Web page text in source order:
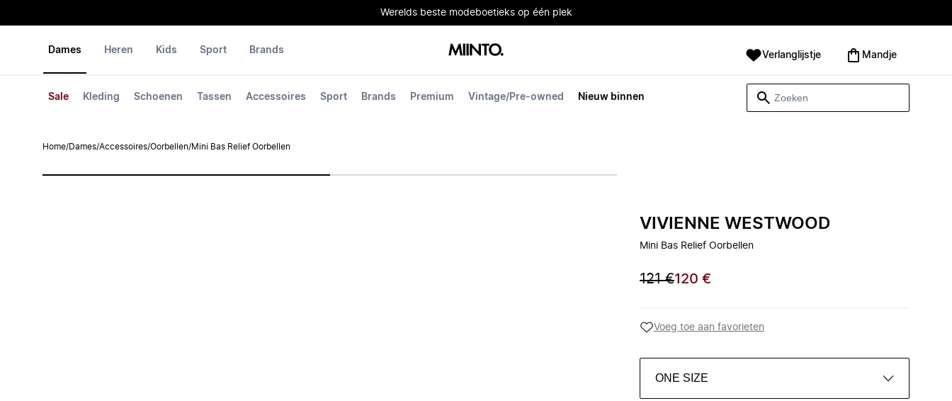
Werelds beste modeboetieks op één plek
Dames
Sale Kleding Schoenen Tassen Accessoires Sport Brands Premium Vintage/Pre-owned Nieuw binnen
Heren Kids Sport Brands Verlanglijstje Mandje
Home/Dames/Accessoires/Oorbellen/Mini Bas Relief Oorbellen
VIVIENNE WESTWOOD
Mini Bas Relief Oorbellen
121 €120 €
Voeg toe aan favorieten
ONE SIZE